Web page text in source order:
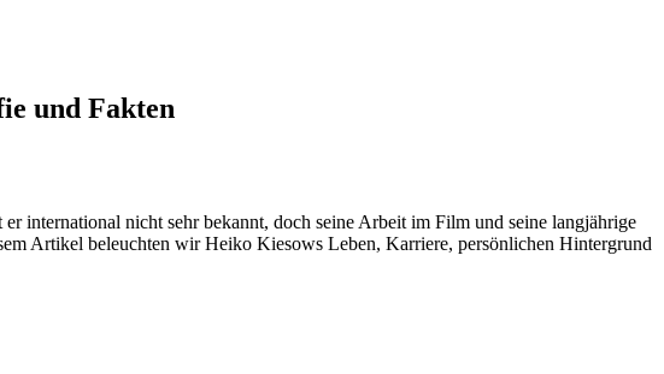
und Fakten
er international nicht sehr bekannt, doch seine Arbeit im Film und seine langjährige
Artikel beleuchten wir Heiko Kiesows Leben, Karriere, persönlichen Hintergrund